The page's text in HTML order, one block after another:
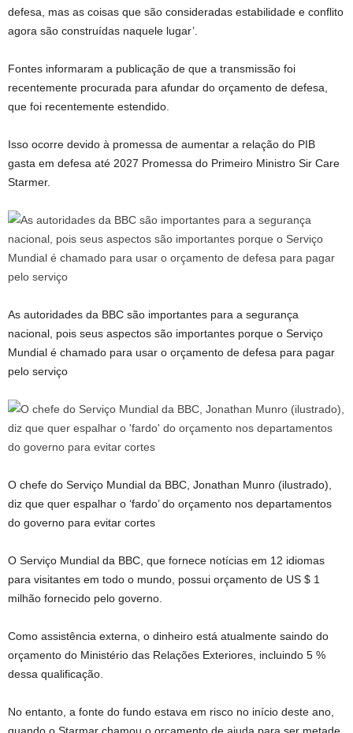
defesa, mas as coisas que são consideradas estabilidade e conflito
agora são construídas naquele lugar’.
Fontes informaram a publicação de que a transmissão foi
recentemente procurada para afundar do orçamento de defesa,
que foi recentemente estendido.
Isso ocorre devido à promessa de aumentar a relação do PIB
gasta em defesa até 2027 Promessa do Primeiro Ministro Sir Care
Starmer.
As autoridades da BBC são importantes para a segurança
nacional, pois seus aspectos são importantes porque o Serviço
Mundial é chamado para usar o orçamento de defesa para pagar
pelo serviço
O chefe do Serviço Mundial da BBC, Jonathan Munro (ilustrado),
diz que quer espalhar o ‘fardo’ do orçamento nos departamentos
do governo para evitar cortes
O Serviço Mundial da BBC, que fornece notícias em 12 idiomas
para visitantes em todo o mundo, possui orçamento de US $ 1
milhão fornecido pelo governo.
Como assistência externa, o dinheiro está atualmente saindo do
orçamento do Ministério das Relações Exteriores, incluindo 5 %
dessa qualificação.
No entanto, a fonte do fundo estava em risco no início deste ano,